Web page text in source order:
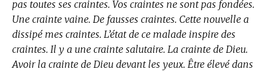
pas toutes ses craintes. Vos craintes ne sont pas fondées.
Une crainte vaine. De fausses craintes. Cette nouvelle a
dissipé mes craintes. L’état de ce malade inspire des
craintes. Il y a une crainte salutaire. La crainte de Dieu.
Avoir la crainte de Dieu devant les yeux. Être élevé dans